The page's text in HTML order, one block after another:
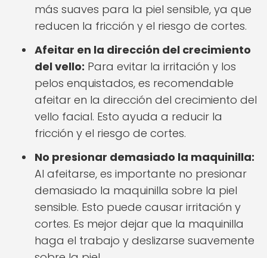
más suaves para la piel sensible, ya que
reducen la fricción y el riesgo de cortes.
Afeitar en la dirección del crecimiento
del vello: Para evitar la irritación y los
pelos enquistados, es recomendable
afeitar en la dirección del crecimiento del
vello facial. Esto ayuda a reducir la
fricción y el riesgo de cortes.
No presionar demasiado la maquinilla:
Al afeitarse, es importante no presionar
demasiado la maquinilla sobre la piel
sensible. Esto puede causar irritación y
cortes. Es mejor dejar que la maquinilla
haga el trabajo y deslizarse suavemente